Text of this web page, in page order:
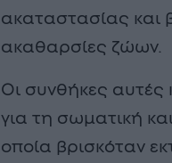
ακαταστασίας και
ακαθαρσίες ζώων.
Οι συνθήκες αυτές
για τη σωματική
οποία βρισκόταν